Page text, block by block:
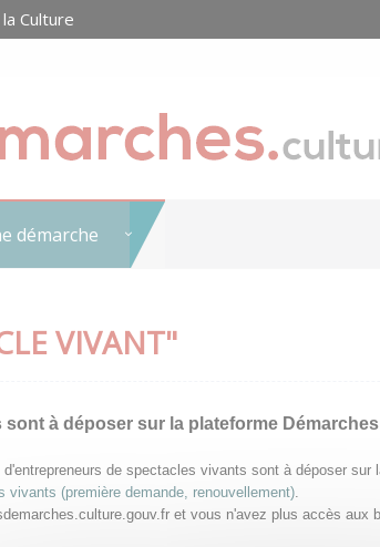
Culture
démarche
VIVANT"
sont à déposer sur la plateforme
de spectacles vivants sont à déposer
vivants (première demande, renouvellement).
et vous n'avez plus accès